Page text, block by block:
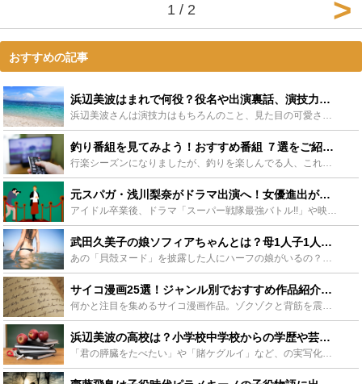
1 / 2
おすすめの記事
浜辺美波はまれで何役？役名や出演裏話、演技力が光るシーンもご紹介！ - Leisurego(レジャーゴー)
釣り番組を見てみよう！おすすめ番組 ７選をご紹介 - Leisurego(レジャーゴー)
元スパガ・浅川梨奈がドラマ出演へ！女優進出が止まらない！ - Leisurego(レジャーゴー)
武田久美子の娘ソフィアちゃんとは？母1人子1人の海外生活が話題！ - Leisurego(レジャーゴー)
サイコ漫画25選！ジャンル別でおすすめ作品紹介！無料で読める作品も - Leisurego(レジャーゴー)
浜辺美波の高校は？小学校中学校からの学歴や芸能界入りのきっかけも - Leisurego(レジャーゴー)